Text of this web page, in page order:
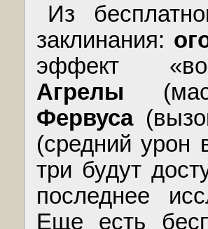
Из
заклинания:
эффект
Агрелы
Фервуса
(средний
три будут
последнее
Еще есть